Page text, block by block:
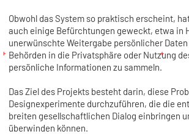
Obwohl das System so praktisch erscheint,
auch einige Befürchtungen geweckt, etwa in
unerwünschte Weitergabe persönlicher
Behörden in die Privatsphäre oder Nutzung
persönliche Informationen zu sammeln.
Das Ziel des Projekts besteht darin, diese
Designexperimente durchzuführen, die die
breiten gesellschaftlichen Dialog einbringen
überwinden können.